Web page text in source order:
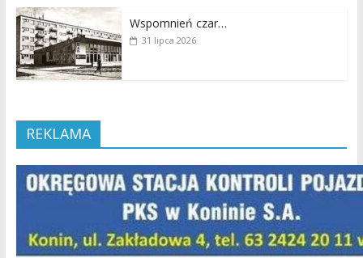
Wspomnień czar…
31 lipca 2026
REKLAMA